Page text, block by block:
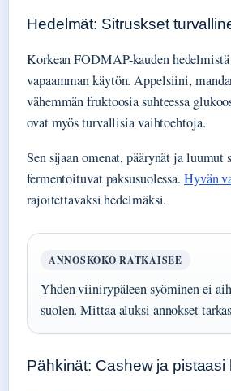
Hedelmät: Sitruskset
Korkean FODMAP-kauden
vapaamman käytön. Appelsiini,
vähemmän fruktoosia suhteessa
ovat myös turvallisia vaihtoehtoja.
Sen sijaan omenat, päärynät ja
fermentoituvat paksusuolessa. Hyvän
rajoitettavaksi hedelmäksi.
ANNOSKOKO RATKAISEE
Yhden viinirypäleen syöminen ei
suolen. Mittaa aluksi annokset
Pähkinät: Cashew ja pistaasi